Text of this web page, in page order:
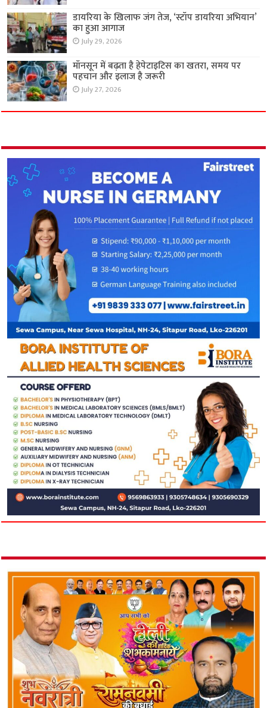
डायरिया के खिलाफ जंग तेज, ‘स्टॉप डायरिया अभियान’
का हुआ आगाज
July 29, 2026
मॉनसून में बढ़ता है हेपेटाइटिस का खतरा, समय पर
पहचान और इलाज है जरूरी
July 27, 2026